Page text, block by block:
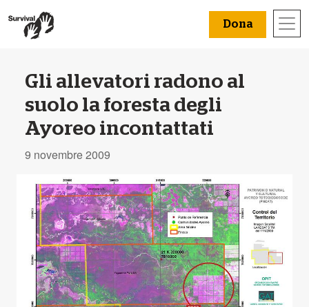
Dona
Gli allevatori radono al
suolo la foresta degli
Ayoreo incontattati
9 novembre 2009